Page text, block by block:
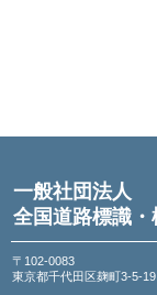
一般社団法人
全国道路標識
〒102-0083
東京都千代田区麹町3-5-